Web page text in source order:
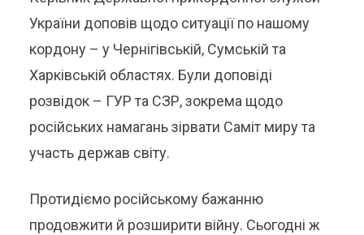
України доповів щодо ситуації по нашому
кордону – у Чернігівській, Сумській та
Харківській областях. Були доповіді
розвідок – ГУР та СЗР, зокрема щодо
російських намагань зірвати Саміт миру та
участь держав світу.
Протидіємо російському бажанню
продовжити й розширити війну. Сьогодні ж